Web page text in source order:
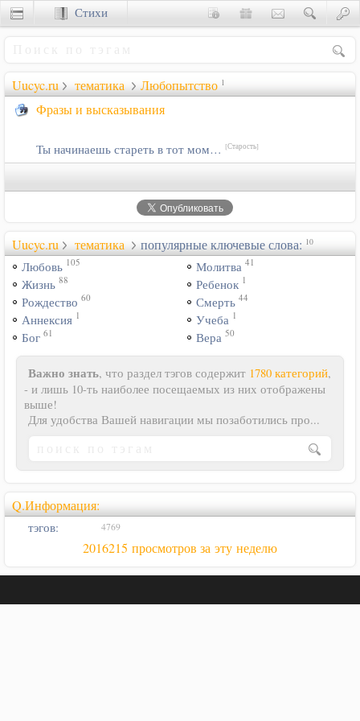
Uucyc.ru тематика Любопытство 1
Фразы и высказывания
Ты начинаешь стареть в тот мом… [Старость]
Uucyc.ru тематика популярные ключевые слова: 10
Любовь 105
Жизнь 88
Рождество 60
Аннексия 1
Бог 61
Молитва 41
Ребенок 1
Смерть 44
Учеба 1
Вера 50
Важно знать, что раздел тэгов содержит 1780 категорий,
- и лишь 10-ть наиболее посещаемых из них отображены
выше!
Для удобства Вашей навигации мы позаботились про...
Q.Информация:
тэгов: 4769
2016215 просмотров за эту неделю
Стихи